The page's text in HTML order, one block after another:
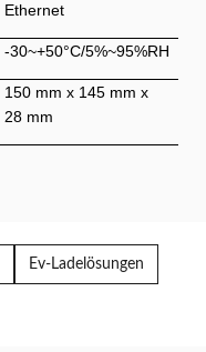
Ethernet
-30~+50°C/5%~95%RH
150 mm x 145 mm x
28 mm
Ev-Ladelösungen